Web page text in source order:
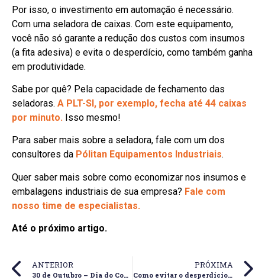
Por isso, o investimento em automação é necessário.
Com uma seladora de caixas. Com este equipamento,
você não só garante a redução dos custos com insumos
(a fita adesiva) e evita o desperdício, como também ganha
em produtividade.
Sabe por quê? Pela capacidade de fechamento das
seladoras. A PLT-SI, por exemplo, fecha até 44 caixas
por minuto. Isso mesmo!
Para saber mais sobre a seladora, fale com um dos
consultores da Pólitan Equipamentos Industriais.
Quer saber mais sobre como economizar nos insumos e
embalagens industriais de sua empresa? Fale com
nosso time de especialistas.
Até o próximo artigo.
ANTERIOR
30 de Outubro – Dia do Comerciário.
PRÓXIMA
Como evitar o desperdício de filme stretch